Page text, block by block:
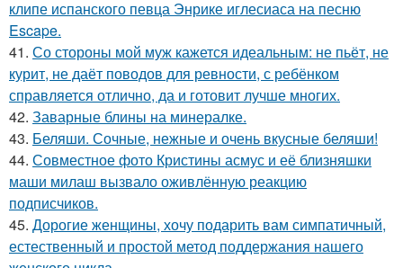
клипе испанского певца Энрике иглесиаса на песню
Escape.
41. Со стороны мой муж кажется идеальным: не пьёт, не
курит, не даёт поводов для ревности, с ребёнком
справляется отлично, да и готовит лучше многих.
42. Заварные блины на минералке.
43. Беляши. Сочные, нежные и очень вкусные беляши!
44. Совместное фото Кристины асмус и её близняшки
маши милаш вызвало оживлённую реакцию
подписчиков.
45. Дорогие женщины, хочу подарить вам симпатичный,
естественный и простой метод поддержания нашего